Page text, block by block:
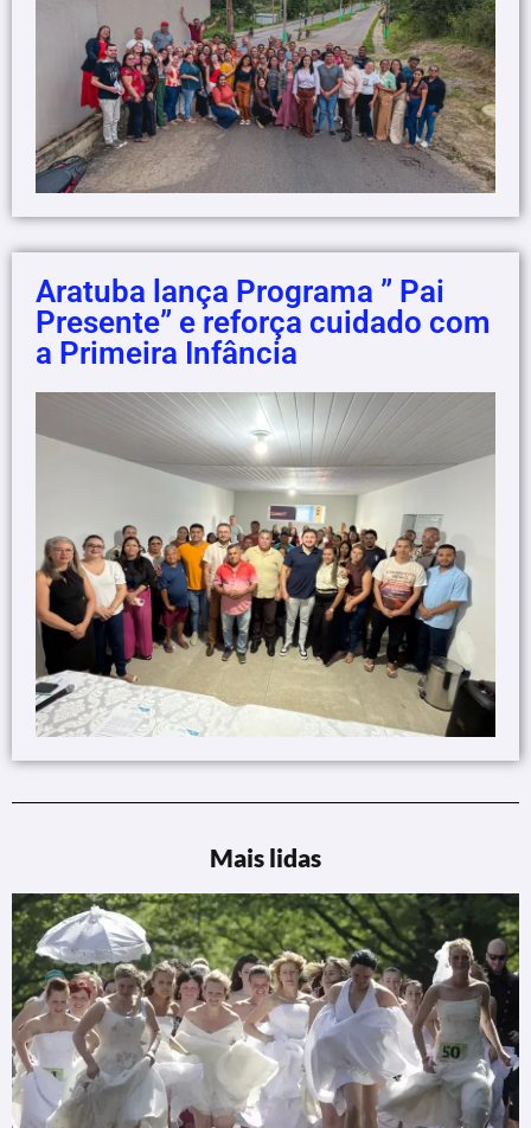
Aratuba lança Programa ” Pai
Presente” e reforça cuidado com
a Primeira Infância
Mais lidas